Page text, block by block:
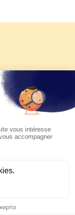
2026 de KTO
pape Léon
sur KTO le
Argentine et
2026